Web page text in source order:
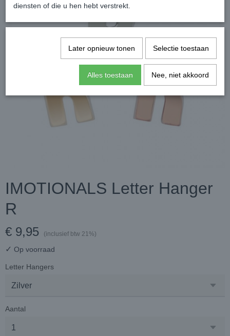
IMOTIONALS Letter Hanger
R
€ 9,95 (inclusief btw 21%)
✓ Op voorraad
Letter Hangers
Aantal
diensten of die u hen hebt verstrekt.
Later opnieuw tonen Selectie toestaan
Alles toestaan Nee, niet akkoord